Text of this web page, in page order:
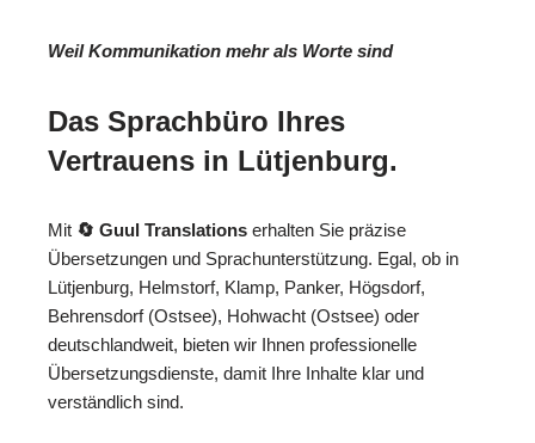
Weil Kommunikation mehr als Worte sind
Das Sprachbüro Ihres
Vertrauens in Lütjenburg.
Mit 🔄 Guul Translations erhalten Sie präzise
Übersetzungen und Sprachunterstützung. Egal, ob in
Lütjenburg, Helmstorf, Klamp, Panker, Högsdorf,
Behrensdorf (Ostsee), Hohwacht (Ostsee) oder
deutschlandweit, bieten wir Ihnen professionelle
Übersetzungsdienste, damit Ihre Inhalte klar und
verständlich sind.